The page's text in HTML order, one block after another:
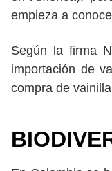
empieza a
Según la firma
importación de
compra de